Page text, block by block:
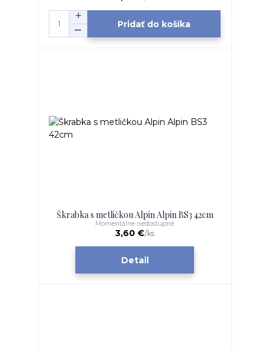
Pridať do košíka
Škrabka s metličkou Alpin Alpin BS3 42cm
3,60 €/ks
Momentálne nedostupné
Detail